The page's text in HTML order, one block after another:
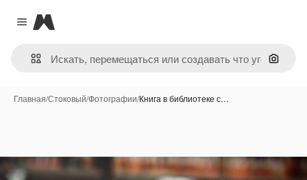
Close menu
Magnific
Поиск
Главная/Стоковый/Фотографии/Книга в библиотеке с…